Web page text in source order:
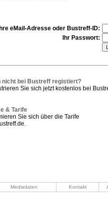
Ihre eMail-Adresse oder Bustreff-ID:
Ihr Passwort:
nicht bei Bustreff registiert?
Sie sich jetzt kostenlos bei
& Tarife
Sie sich über die Tarife
Mediadaten Kontakt